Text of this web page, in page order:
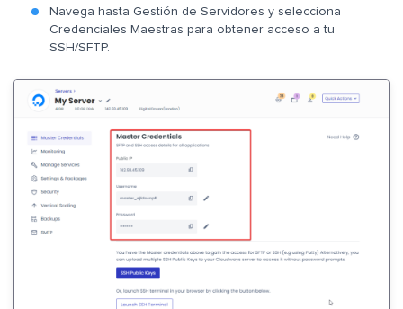
Navega hasta Gestión de Servidores y selecciona
Credenciales Maestras para obtener acceso a tu
SSH/SFTP.